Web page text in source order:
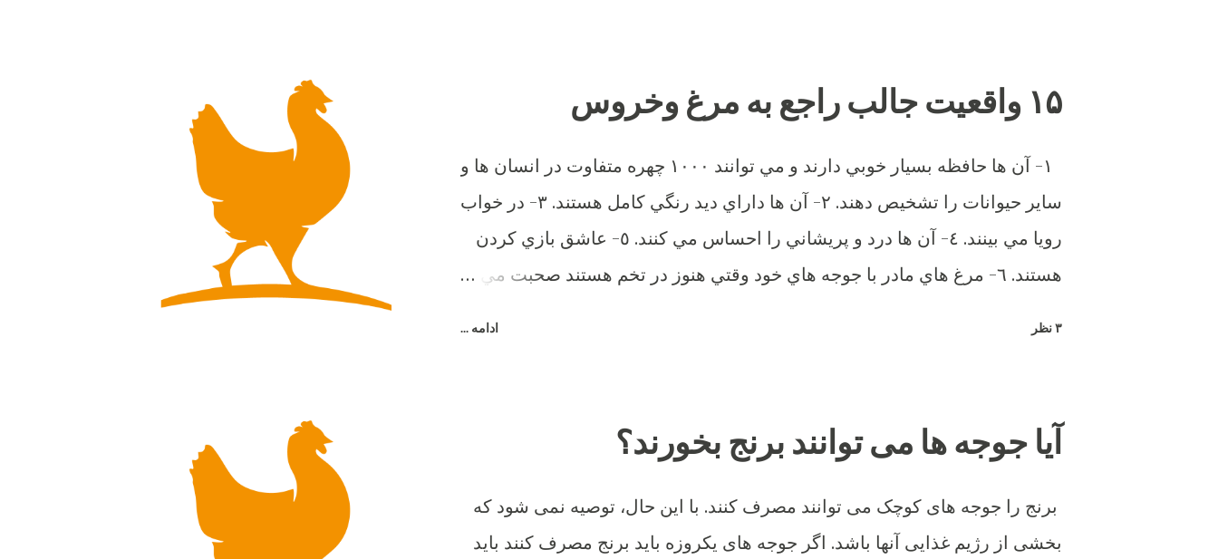
۱۵ واقعیت جالب راجع به مرغ وخروس
١- آن ها حافظه بسيار خوبي دارند و مي توانند ١٠٠٠ چهره متفاوت در انسان ها و
ساير حيوانات را تشخيص دهند. ٢- آن ها داراي ديد رنگي كامل هستند. ٣- در خواب
رويا مي بينند. ٤- آن ها درد و پريشاني را احساس مي كنند. ٥- عاشق بازي كردن
هستند. ٦- مرغ هاي مادر با جوجه هاي خود وقتي هنوز در تخم هستند صحبت مي
ميرقصد. ١٤- مرغ هاي مادر معلمان خوبي هستند. آن ها مي توانند به جوجه هاي
۳ نظر ادامه ...
آیا جوجه ها می توانند برنج بخورند؟
برنج را جوجه های کوچک می توانند مصرف کنند. با این حال، توصیه نمی شود که
بخشی از رژیم غذایی آنها باشد. اگر جوجه های یکروزه باید برنج مصرف کنند باید